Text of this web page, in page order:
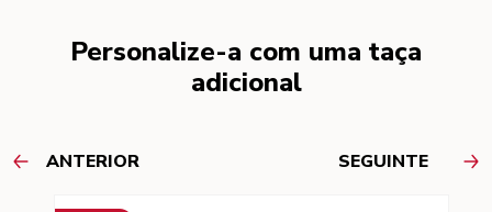
Personalize-a com uma taça
adicional
ANTERIOR SEGUINTE